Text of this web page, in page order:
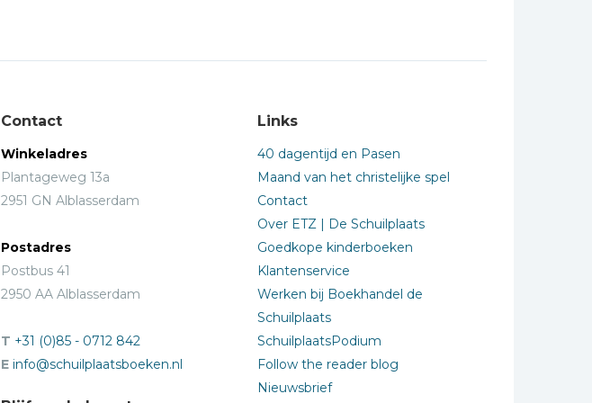
Contact
Winkeladres
Plantageweg 13a
2951 GN Alblasserdam
Postadres
Postbus 41
2950 AA Alblasserdam
T +31 (0)85 - 0712 842
E info@schuilplaatsboeken.nl
Links
40 dagentijd en Pasen
Maand van het christelijke spel
Contact
Over ETZ | De Schuilplaats
Goedkope kinderboeken
Klantenservice
Werken bij Boekhandel de
Schuilplaats
SchuilplaatsPodium
Follow the reader blog
Nieuwsbrief